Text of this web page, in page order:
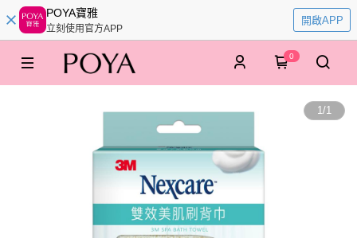
POYA寶雅
立刻使用官方APP
開啟APP
0
1/1